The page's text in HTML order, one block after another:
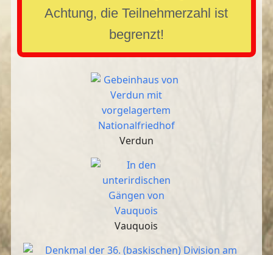
Achtung, die Teilnehmerzahl ist
begrenzt!
Verdun
Vauquois